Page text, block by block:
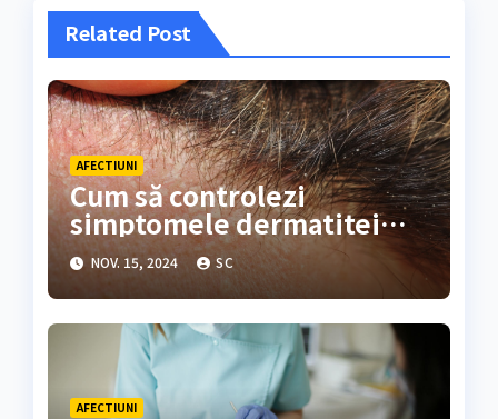
Related Post
AFECTIUNI
Cum să controlezi
simptomele dermatitei
seboreice cu o rutină
simplă?
NOV. 15, 2024 SC
AFECTIUNI